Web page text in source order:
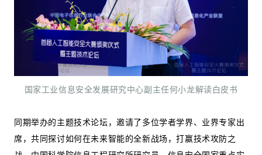
国家工业信息安全发展研究中心副主任何小龙解读白皮书
同期举办的主题技术论坛，邀请了多位学者学界、业界专家出
席，共同探讨如何在未来智能的全新战场，打赢技术攻防之